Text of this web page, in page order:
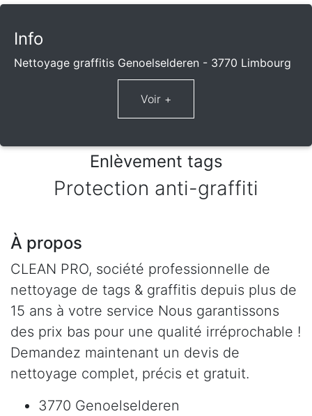
Info
Nettoyage graffitis Genoelselderen - 3770 Limbourg
Enlèvement tags
Protection anti-graffiti
À propos
CLEAN PRO, société professionnelle de
nettoyage de tags & graffitis depuis plus de
15 ans à votre service Nous garantissons
des prix bas pour une qualité irréprochable !
Demandez maintenant un devis de
nettoyage complet, précis et gratuit.
3770 Genoelselderen